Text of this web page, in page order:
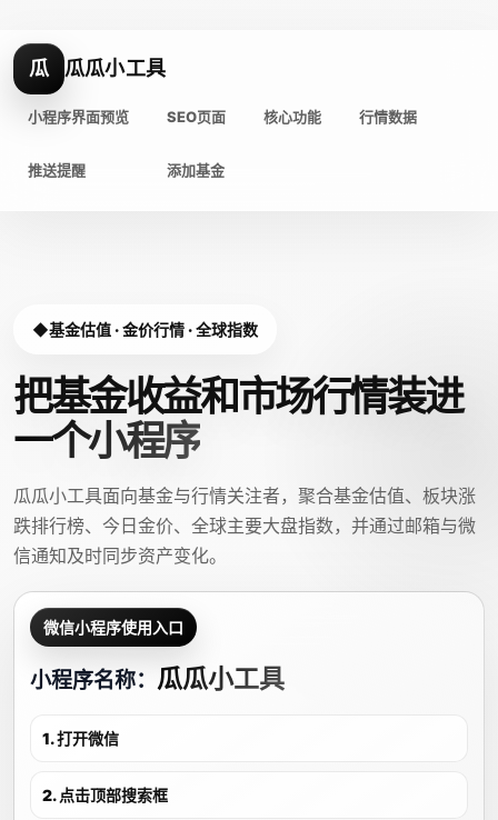
瓜 瓜瓜小工具
小程序界面预览 SEO页面 核心功能 行情数据
推送提醒 添加基金
基金估值 · 金价行情 · 全球指数
把基金收益和市场行情装进
一个小程序
瓜瓜小工具面向基金与行情关注者，聚合基金估值、板块涨
跌排行榜、今日金价、全球主要大盘指数，并通过邮箱与微
信通知及时同步资产变化。
微信小程序使用入口
小程序名称： 瓜瓜小工具
1. 打开微信
2. 点击顶部搜索框